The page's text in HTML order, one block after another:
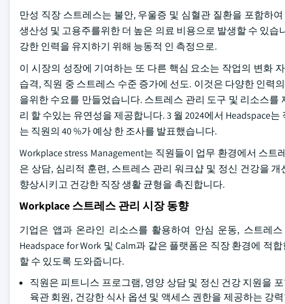
만성 직장 스트레스는 불안, 우울증 및 심혈관 질환을 포함하
생산성 및 고용주를위한 더 높은 의료 비용으로 발생할 수 있
강한 인력을 유지하기 위해 능동적 인 측정으로.
이 시장의 성장에 기여하는 또 다른 핵심 요소는 작업의 변화
습격, 직원 중 스트레스 수준 증가에 선도. 이것은 다양한 인력
을위한 수요를 만들었습니다. 스트레스 관리 도구 및 리소스
리 할 수있는 유연성을 제공합니다. 3 월 2024에서 Headspace
는 직원의 40 %가 예상 한 조사를 발표했습니다.
Workplace stress Management는 직원들이 업무 환경에서 스
은 상담, 심리적 훈련, 스트레스 관리 워크샵 및 정신 건강을
향상시키고 건강한 직장 생활 균형을 촉진합니다.
Workplace 스트레스 관리 시장 동향
기업은 앱과 온라인 리소스를 활용하여 안심 운동, 스트레
Headspace for Work 및 Calm과 같은 플랫폼은 직장 환경에
할 수 있도록 도와줍니다.
직원은 피트니스 프로그램, 영양 상담 및 정신 건강 지원을
육관 회원, 건강한 식사 옵션 및 액세스 권한을 제공하는 강